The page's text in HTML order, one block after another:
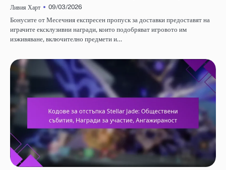
Ливия Харт
09/03/2026
Бонусите от Месечния експресен пропуск за доставки предоставят на
играчите ексклузивни награди, които подобряват игровото им
изживяване, включително предмети и…